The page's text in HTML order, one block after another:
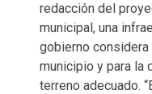
redacción del
municipal, una
gobierno
municipio y para la
terreno adecuado.